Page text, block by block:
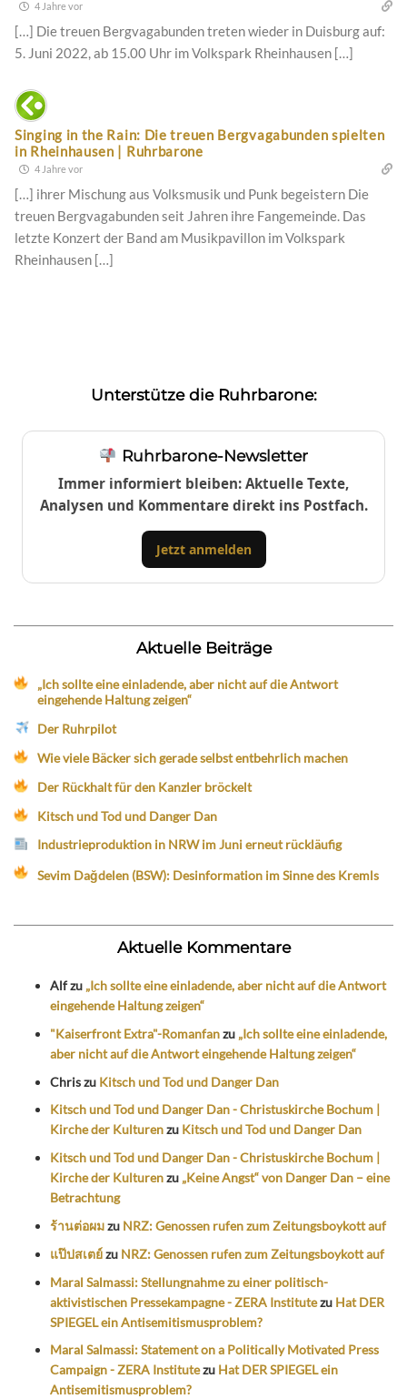
4 Jahre vor
[…] Die treuen Bergvagabunden treten wieder in Duisburg auf:
5. Juni 2022, ab 15.00 Uhr im Volkspark Rheinhausen […]
Singing in the Rain: Die treuen Bergvagabunden spielten
in Rheinhausen | Ruhrbarone
4 Jahre vor
[…] ihrer Mischung aus Volksmusik und Punk begeistern Die
treuen Bergvagabunden seit Jahren ihre Fangemeinde. Das
letzte Konzert der Band am Musikpavillon im Volkspark
Rheinhausen […]
Unterstütze die Ruhrbarone:
Ruhrbarone-Newsletter
Immer informiert bleiben: Aktuelle Texte,
Analysen und Kommentare direkt ins Postfach.
Jetzt anmelden
Aktuelle Beiträge
„Ich sollte eine einladende, aber nicht auf die Antwort
eingehende Haltung zeigen“
Der Ruhrpilot
Wie viele Bäcker sich gerade selbst entbehrlich machen
Der Rückhalt für den Kanzler bröckelt
Kitsch und Tod und Danger Dan
Industrieproduktion in NRW im Juni erneut rückläufig
Sevim Dağdelen (BSW): Desinformation im Sinne des Kremls
Aktuelle Kommentare
Alfzu „Ich sollte eine einladende, aber nicht auf die Antwort
eingehende Haltung zeigen“
"Kaiserfront Extra"-Romanfanzu „Ich sollte eine einladende,
aber nicht auf die Antwort eingehende Haltung zeigen“
Chriszu Kitsch und Tod und Danger Dan
Kitsch und Tod und Danger Dan - Christuskirche Bochum |
Kirche der Kulturenzu Kitsch und Tod und Danger Dan
Kitsch und Tod und Danger Dan - Christuskirche Bochum |
Kirche der Kulturenzu „Keine Angst“ von Danger Dan – eine
Betrachtung
ร้านต่อผมzu NRZ: Genossen rufen zum Zeitungsboykott auf
แป๊ปสเตย์zu NRZ: Genossen rufen zum Zeitungsboykott auf
Maral Salmassi: Stellungnahme zu einer politisch-
aktivistischen Pressekampagne - ZERA Institutezu Hat DER
SPIEGEL ein Antisemitismusproblem?
Maral Salmassi: Statement on a Politically Motivated Press
Campaign - ZERA Institutezu Hat DER SPIEGEL ein
Antisemitismusproblem?